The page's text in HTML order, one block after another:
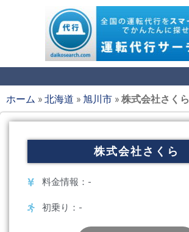
ホーム »北海道 » 旭川市 »株式会社さくら
株式会社さくら
料金情報：-
初乗り：-